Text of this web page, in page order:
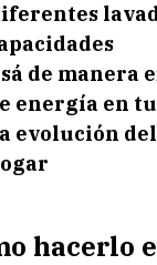
de manera
energía en
evolución
hacerlo